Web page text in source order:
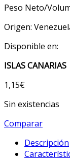
Peso Neto/
Origen:
Disponible en:
ISLAS CANARIAS
1,15€
Sin existencias
Comparar
Descripción